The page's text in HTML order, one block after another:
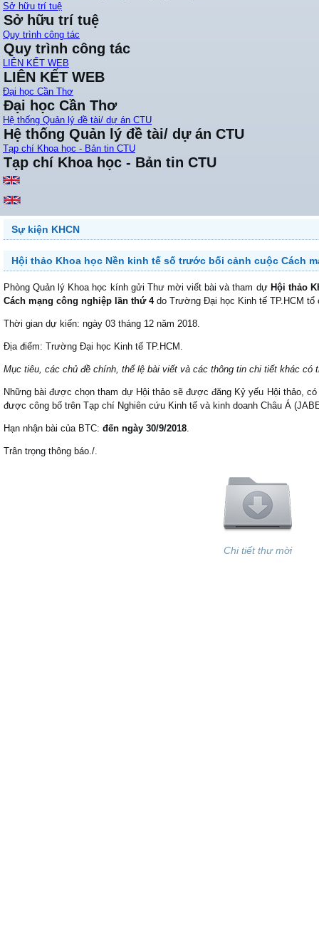
Sở hữu trí tuệ
Sở hữu trí tuệ
Quy trình công tác
Quy trình công tác
LIÊN KẾT WEB
LIÊN KẾT WEB
Đại học Cần Thơ
Đại học Cần Thơ
Hệ thống Quản lý đề tài/ dự án CTU
Hệ thống Quản lý đề tài/ dự án CTU
Tạp chí Khoa học - Bản tin CTU
Tạp chí Khoa học - Bản tin CTU
Sự kiện KHCN
Hội thảo Khoa học Nền kinh tế số trước bối cảnh cuộc Cách
Phòng Quản lý Khoa học kính gửi Thư mời viết bài và tham dự Hội thảo
Cách mạng công nghiệp lần thứ 4 do Trường Đại học Kinh tế TP.HCM tổ
Thời gian dự kiến: ngày 03 tháng 12 năm 2018.
Địa điểm: Trường Đại học Kinh tế TP.HCM.
Mục tiêu, các chủ đề chính, thể lệ bài viết và các thông tin chi tiết khác có
Những bài được chọn tham dự Hội thảo sẽ được đăng Kỷ yếu Hội thảo,
được công bố trên Tạp chí Nghiên cứu Kinh tế và kinh doanh Châu Á
Hạn nhận bài của BTC: đến ngày 30/9/2018.
Trân trọng thông báo./.
Chi tiết thư mời